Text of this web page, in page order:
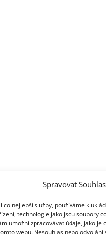
Spravovat Souhlas
co nejlepší služby, používáme k
technologie jako jsou soubory
umožní zpracovávat údaje, jako je
webu. Nesouhlas nebo